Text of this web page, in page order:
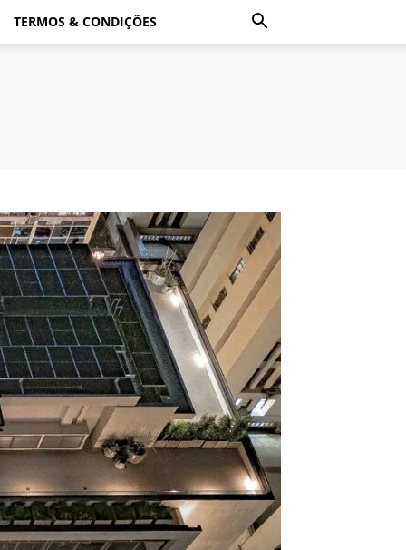
TERMOS & CONDIÇÕES